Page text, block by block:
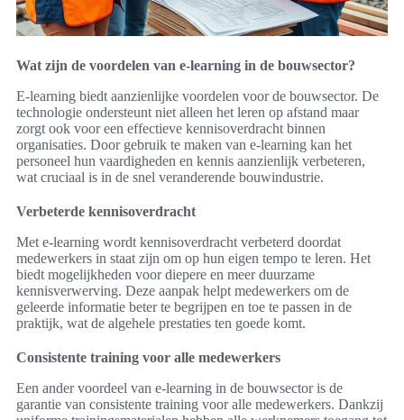
Wat zijn de voordelen van e-learning in de bouwsector?
E-learning biedt aanzienlijke voordelen voor de bouwsector. De
technologie ondersteunt niet alleen het leren op afstand maar
zorgt ook voor een effectieve kennisoverdracht binnen
organisaties. Door gebruik te maken van e-learning kan het
personeel hun vaardigheden en kennis aanzienlijk verbeteren,
wat cruciaal is in de snel veranderende bouwindustrie.
Verbeterde kennisoverdracht
Met e-learning wordt kennisoverdracht verbeterd doordat
medewerkers in staat zijn om op hun eigen tempo te leren. Het
biedt mogelijkheden voor diepere en meer duurzame
kennisverwerving. Deze aanpak helpt medewerkers om de
geleerde informatie beter te begrijpen en toe te passen in de
praktijk, wat de algehele prestaties ten goede komt.
Consistente training voor alle medewerkers
Een ander voordeel van e-learning in de bouwsector is de
garantie van consistente training voor alle medewerkers. Dankzij